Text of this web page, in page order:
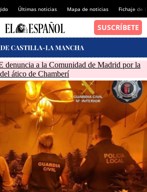
Últimas noticias Mapa de noticias Fichaje de
denuncia a la Comunidad de Madrid por la
ático de Chamberí